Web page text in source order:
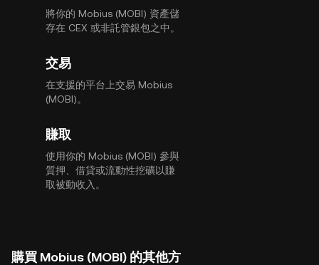
將你的 Mobius (MOBI) 資產儲
存在 CEX 或非託管銀包之中。
交易
在支援的平台上交易 Mobius
(MOBI)。
賺取
使用你的 Mobius (MOBI) 參與
質押、借貸或流動性挖礦以賺
取被動收入。
購買 Mobius (MOBI) 的其他方